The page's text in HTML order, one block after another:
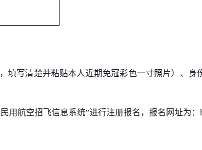
填写清楚并粘贴本人近期免冠彩色一寸照片）、
航空招飞信息系统”进行注册报名，报名网址为：